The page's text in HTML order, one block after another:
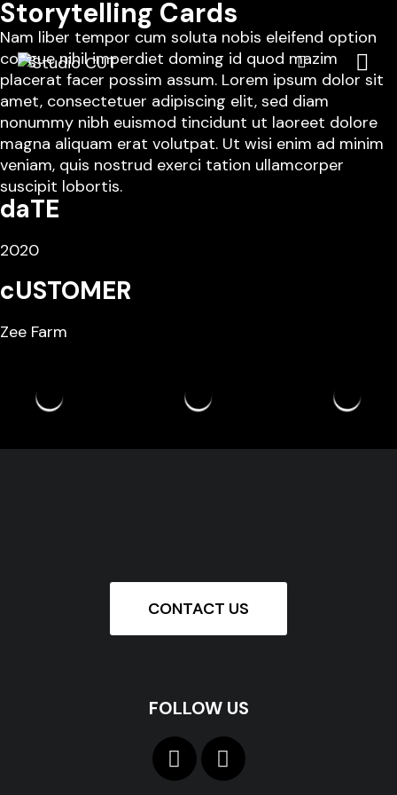
Storytelling Cards
Nam liber tempor cum soluta nobis eleifend option
congue nihil imperdiet doming id quod mazim
placerat facer possim assum. Lorem ipsum dolor sit
amet, consectetuer adipiscing elit, sed diam
nonummy nibh euismod tincidunt ut laoreet dolore
magna aliquam erat volutpat. Ut wisi enim ad minim
veniam, quis nostrud exerci tation ullamcorper
suscipit lobortis.
daTE
2020
cUSTOMER
Zee Farm
CONTACT US
FOLLOW US